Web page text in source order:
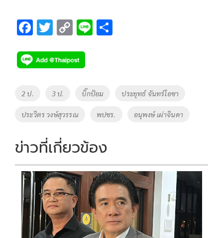
F
e
b
o
o
k
T
tt
er
C
p
y
Li
k
Li
Tags
2 ป. 3 ป. บิ๊กป้อม ประยุทธ์ จันทร์โอชา
ประวิตร วงษ์สุวรรณ พปชร. อนุพงษ์ เผ่าจินดา
ข่าวที่เกี่ยวข้อง